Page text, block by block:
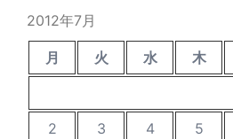
2012年7月
月 火 水 木
2
3 4 5